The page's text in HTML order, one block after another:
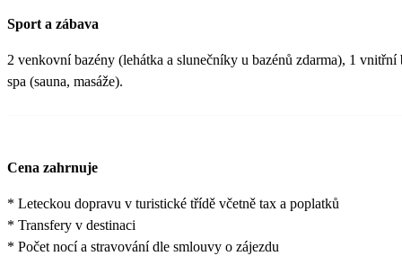
Sport a zábava
2 venkovní bazény (lehátka a slunečníky u bazénů zdarma), 1 vnitřní
spa (sauna, masáže).
Cena zahrnuje
* Leteckou dopravu v turistické třídě včetně tax a poplatků
* Transfery v destinaci
* Počet nocí a stravování dle smlouvy o zájezdu